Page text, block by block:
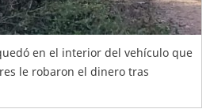
en el interior del vehículo que
le robaron el dinero tras